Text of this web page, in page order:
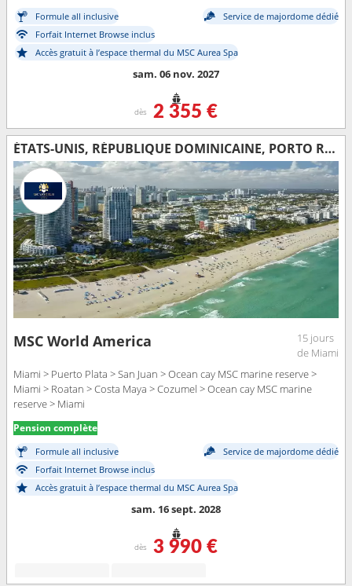
Formule all inclusive
Service de majordome dédié
Forfait Internet Browse inclus
Accès gratuit à l’espace thermal du MSC Aurea Spa
sam. 06 nov. 2027
dès 2 355 €
ÉTATS-UNIS, RÉPUBLIQUE DOMINICAINE, PORTO RICO, HONDURAS, MEXIQUE, BAHAMAS
MSC World America
15 jours
de Miami
Miami > Puerto Plata > San Juan > Ocean cay MSC marine reserve >
Miami > Roatan > Costa Maya > Cozumel > Ocean cay MSC marine
reserve > Miami
Pension complète
Formule all inclusive
Service de majordome dédié
Forfait Internet Browse inclus
Accès gratuit à l’espace thermal du MSC Aurea Spa
sam. 16 sept. 2028
dès 3 990 €